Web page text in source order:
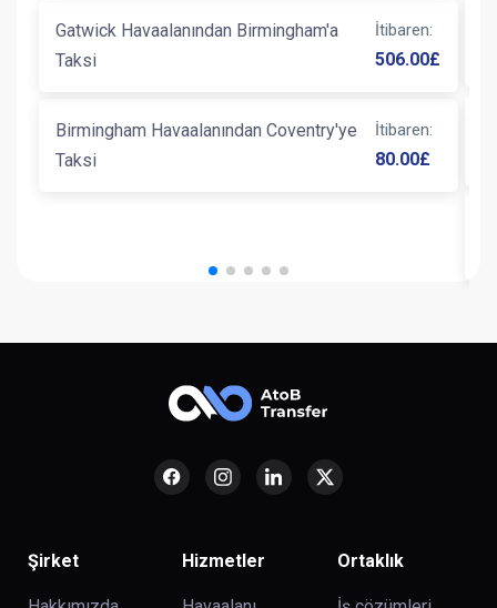
Gatwick Havaalanından Birmingham'a
Taksi
İtibaren:
506.00£
Birmingham Havaalanından Coventry'ye
Taksi
İtibaren:
80.00£
Şirket Hizmetler Ortaklık